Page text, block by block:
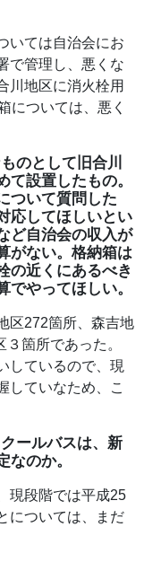
いては自治会にお
で管理し、悪くな
川地区に消火栓用
については、悪く
のとして旧合川
設置したもの。
ついて質問した
応してほしいとい
ど自治会の収入が
がない。格納箱は
の近くにあるべき
でやってほしい。
区272箇所、森吉地
箇所であった。
しているので、現
していなため、こ
ールバスは、新
なのか。
現段階では平成25
については、まだ